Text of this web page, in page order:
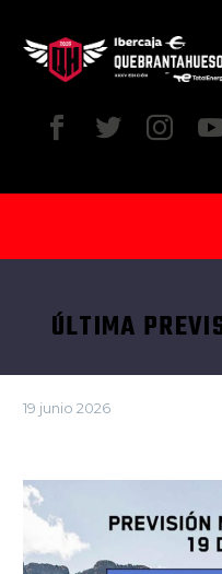
ÚLTIMA
19 junio 2026